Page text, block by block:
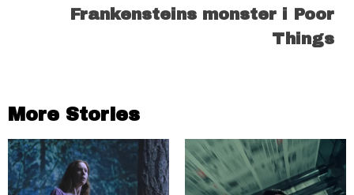
Frankensteins monster i Poor
Things
More Stories